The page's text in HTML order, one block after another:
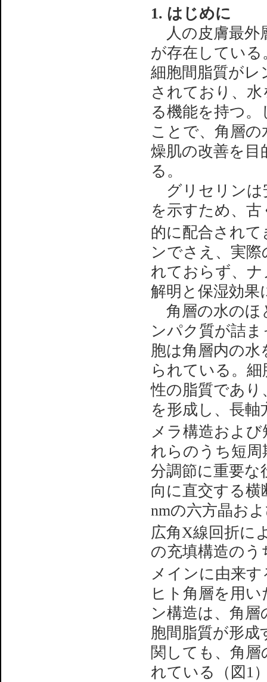
1. はじめに
人の皮膚最外
が存在してい
細胞間脂質が
されており、
る機能を持つ
ことで、角層
燥肌の改善を目
る。
グリセリンは
を示すため、
的に配合されて
ンでさえ、実
れておらず、
解明と保湿効果
角層の水のほ
ンパク質が詰
胞は角層内の
られている。
性の脂質であり
を形成し、長
メラ構造およ
れらのうち短
分調節に重要
向に直交する横
nmの六方晶お
広角X線回折に
の充填構造の
メインに由来
ヒト角層を用
ン構造は、角
胞間脂質が形
関しても、角
れている（図1